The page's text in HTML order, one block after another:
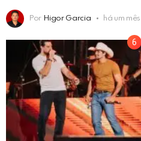
Por Higor Garcia há um mês